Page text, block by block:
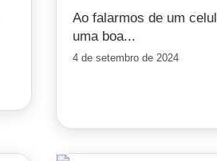
Ao falarmos de um
uma boa...
4 de setembro de 2024